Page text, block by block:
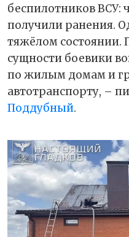
беспилотников ВСУ:
получили ранения.
тяжёлом состоянии.
сущности боевики
по жилым домам и
автотранспорту, –
Поддубный.